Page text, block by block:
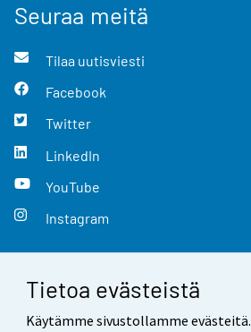
Tietoa evästeistä
Käytämme sivustollamme evästeitä.
Seuraa meitä
Tilaa uutisviesti
Facebook
Twitter
LinkedIn
YouTube
Instagram
Yhteystiedot